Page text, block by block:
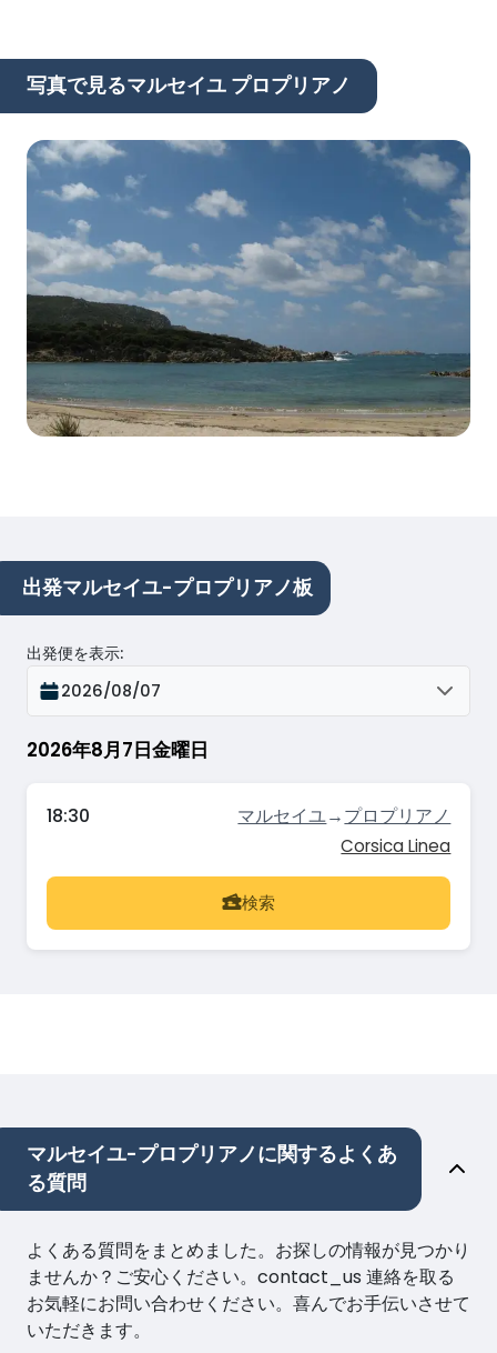
写真で見るマルセイユ プロプリアノ
出発マルセイユ-プロプリアノ板
2026年8月7日金曜日
出発便を表示:
2026/08/07
18:30 マルセイユ→プロプリアノ
Corsica Linea
検索
マルセイユ-プロプリアノに関するよくあ
る質問
よくある質問をまとめました。お探しの情報が見つかり
ませんか？ご安心ください。contact_us 連絡を取る
お気軽にお問い合わせください。喜んでお手伝いさせて
いただきます。